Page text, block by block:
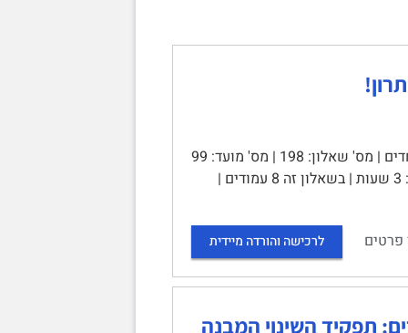
האוניברסיטה הפתוחה | שאלון בחינת גמר | 1 – מחוננות וכישרונות מיוחדים | מס' שאלון: 198 | מס' מועד: 99
| סמסטר 2024ב | י"ד באלול תשפ"ד, 7 בספטמבר 2024 | 10711/3 | משך בחינה: 3 שעות | בשאלון זה 8 עמודים |
פרטים לרכישה והורדה מיידית
תפקיד השינוי המבנה